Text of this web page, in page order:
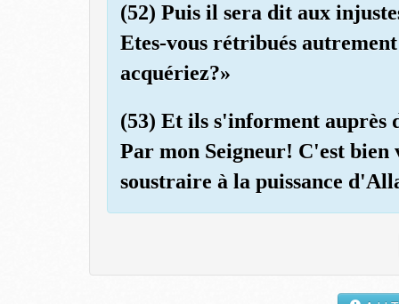
(52) Puis il sera dit aux
Etes-vous rétribués
acquériez?»
(53) Et ils s'informent auprès
Par mon Seigneur! C'est bien
soustraire à la puissance